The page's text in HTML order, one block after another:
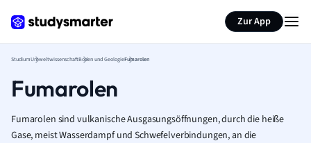
Zur App
StudiumUmweltwissenschaftBoden und GeologieFumarolen
Fumarolen
Fumarolen sind vulkanische Ausgasungsöffnungen, durch die heiße
Gase, meist Wasserdampf und Schwefelverbindungen, an die